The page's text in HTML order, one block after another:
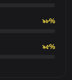
৯৮%
৯৫%